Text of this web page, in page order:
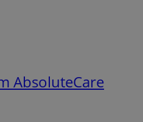
AbsoluteCare